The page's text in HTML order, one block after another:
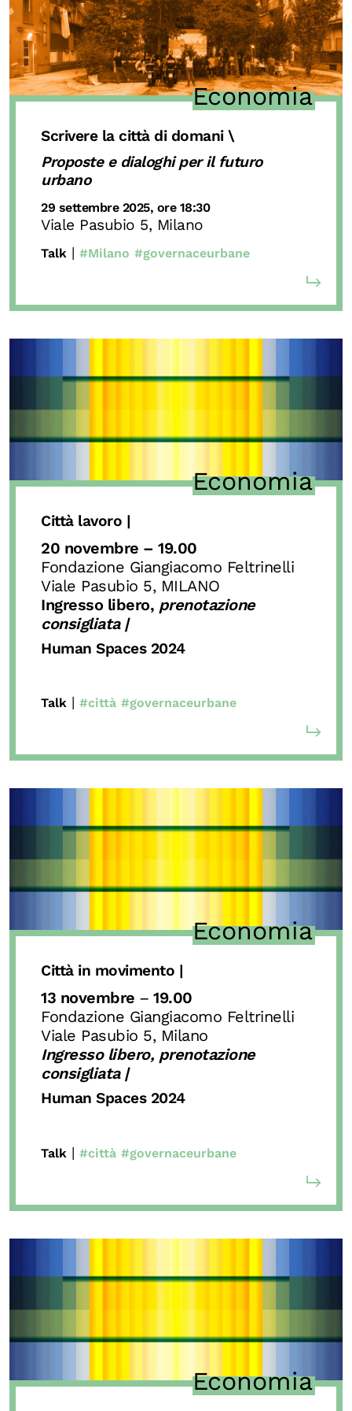
Biblioteca
Mostre digitali
I CONTENUTI
Progetti Nazionali
Progetti Internazionali
Pubblicazioni
Storie di Resistenza, ottant’anni dopo
Calendario civile
OLTRE LA SCUOLA
Classici del Pensiero Politico
Master e Executive Program
Economia
Scrivere la città di domani \
Proposte e dialoghi per il futuro
urbano
29 settembre 2025, ore 18:30
Viale Pasubio 5, Milano
Talk | #Milano #governaceurbane
Economia
Città lavoro |
20 novembre – 19.00
Fondazione Giangiacomo Feltrinelli
Viale Pasubio 5, MILANO
Ingresso libero, prenotazione
consigliata |
Human Spaces 2024
Talk | #città #governaceurbane
Economia
Città in movimento |
13 novembre – 19.00
Fondazione Giangiacomo Feltrinelli
Viale Pasubio 5, Milano
Ingresso libero, prenotazione
consigliata |
Human Spaces 2024
Talk | #città #governaceurbane
Economia